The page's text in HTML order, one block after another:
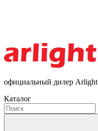
официальный дилер Arlight
Каталог